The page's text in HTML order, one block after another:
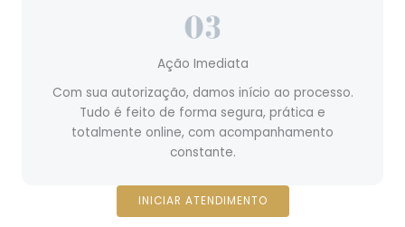
Ação Imediata
Com sua autorização, damos início ao processo.
Tudo é feito de forma segura, prática e
totalmente online, com acompanhamento
constante.
INICIAR ATENDIMENTO